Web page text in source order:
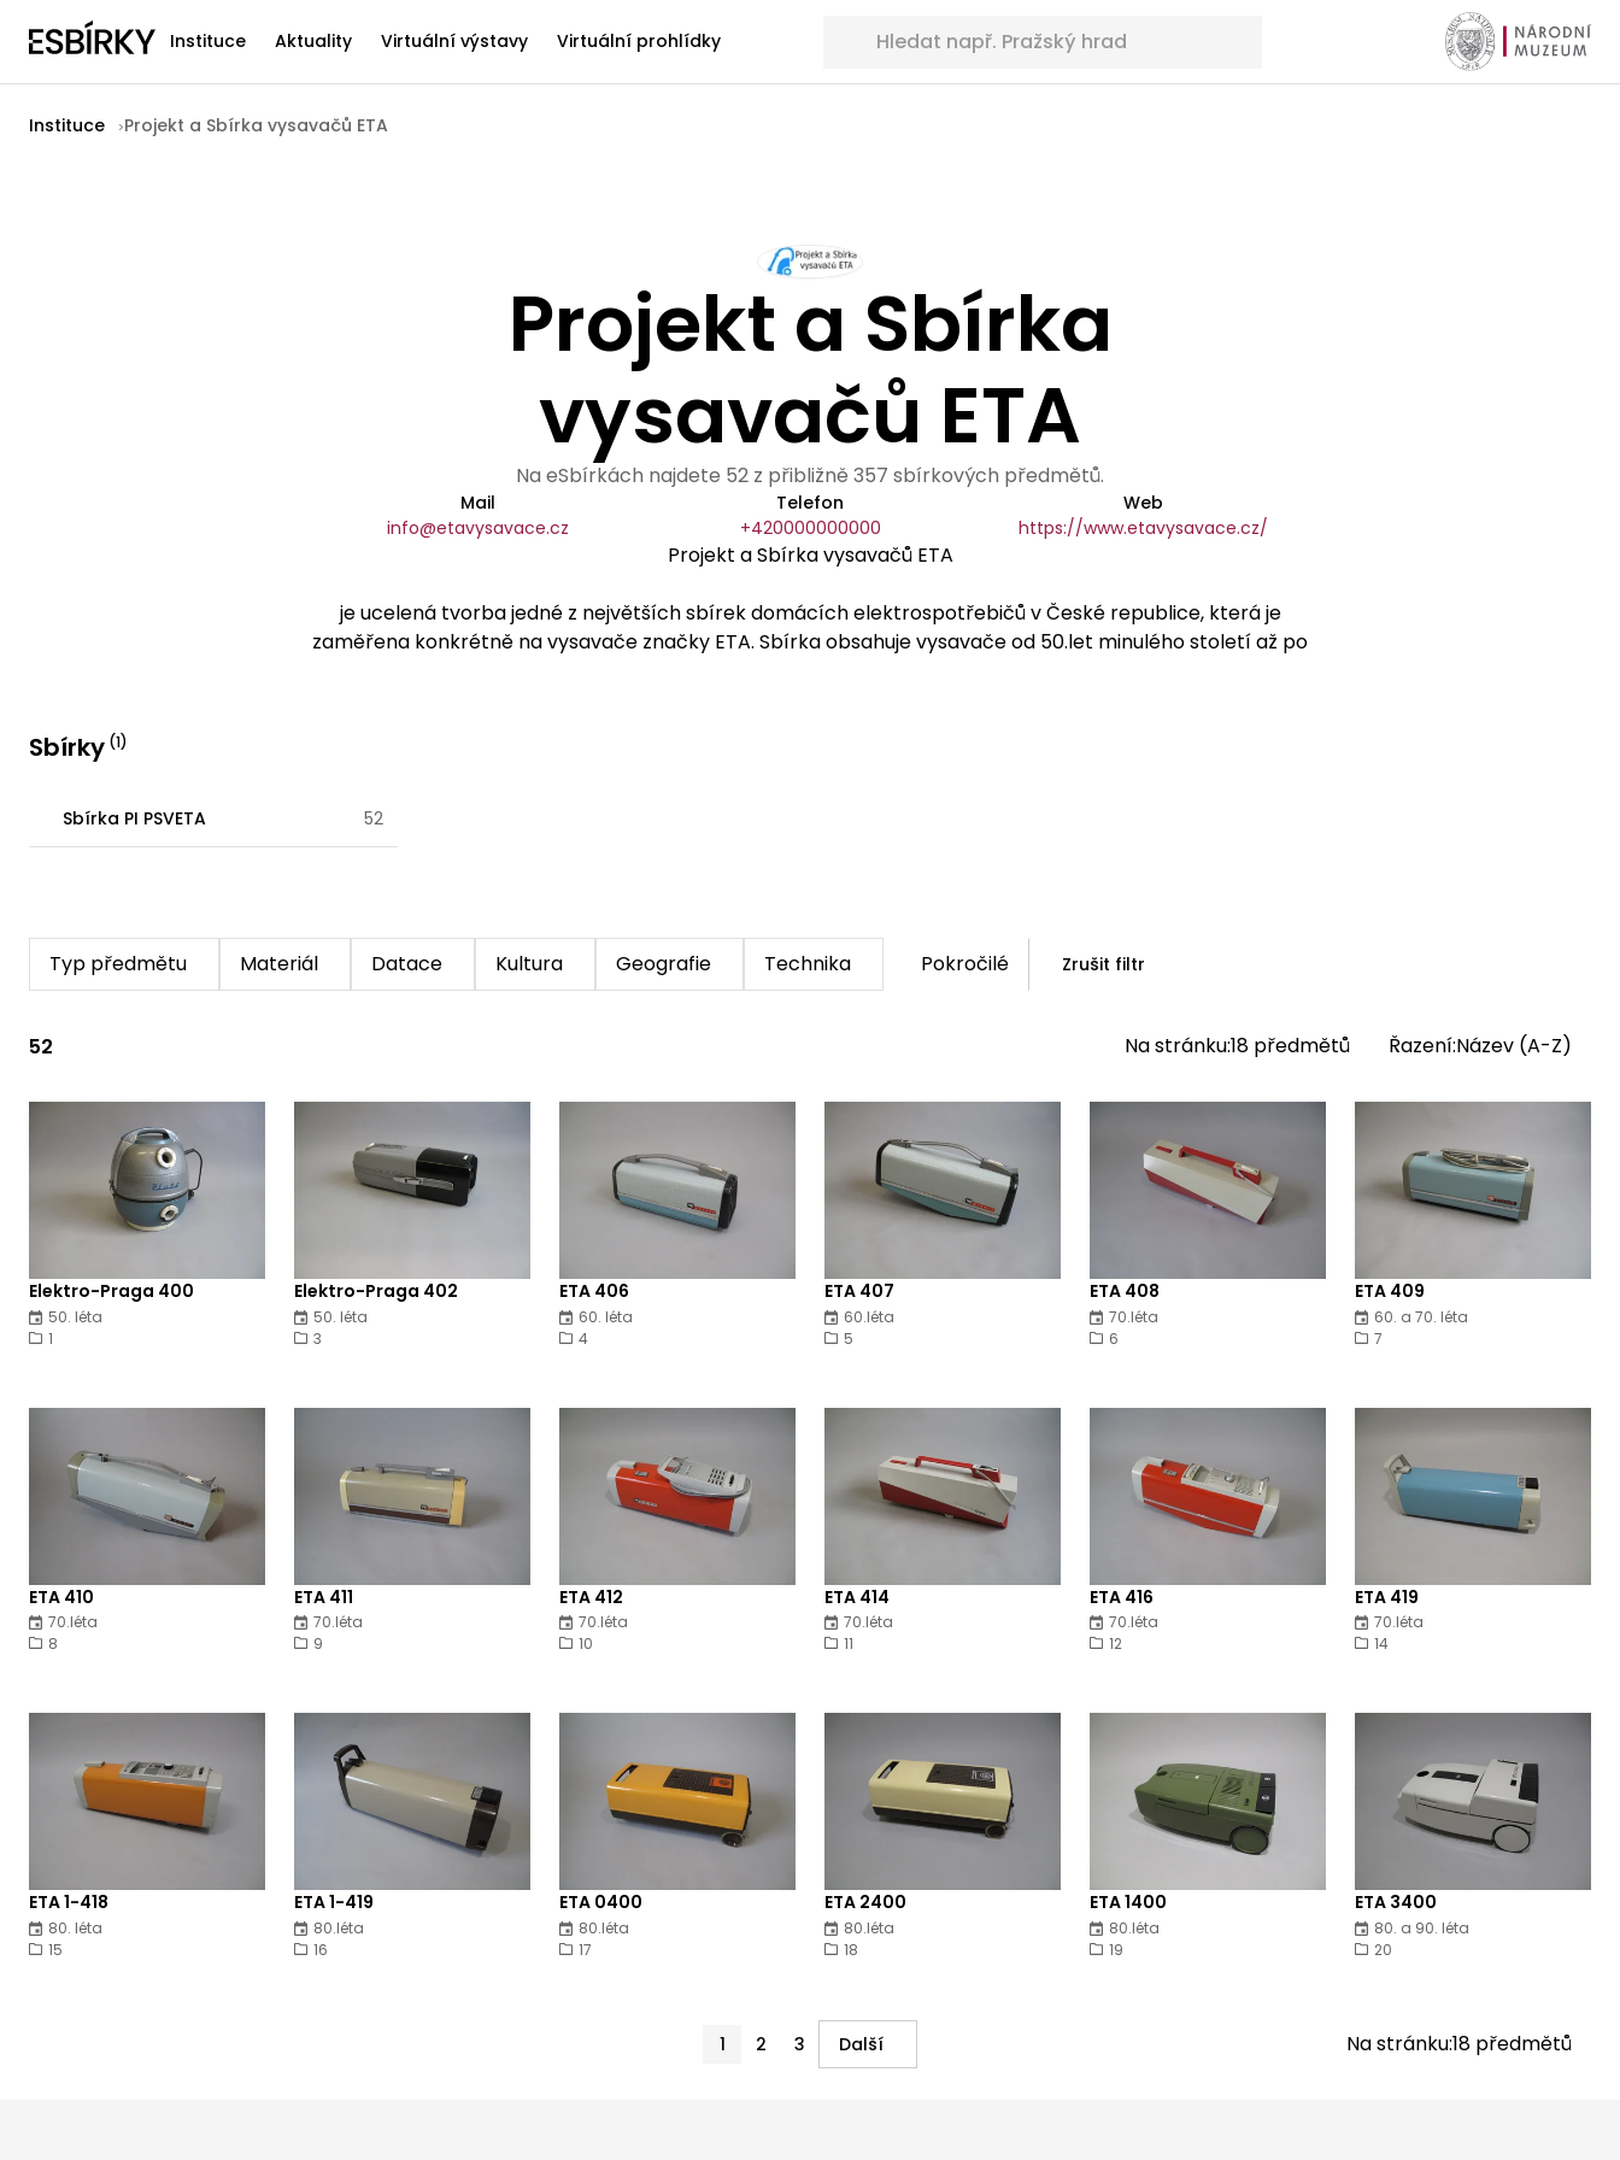
Instituce Aktuality Virtuální výstavy Virtuální prohlídky
Instituce Projekt a Sbírka vysavačů ETA
Projekt a Sbírka
vysavačů ETA
Na eSbírkách najdete 52 z přibližně 357 sbírkových předmětů.
Mail
info@etavysavace.cz
Telefon
+420000000000
Web
https://www.etavysavace.cz/
Projekt a Sbírka vysavačů ETA
je ucelená tvorba jedné z největších sbírek domácích elektrospotřebičů v České republice, která je
zaměřena konkrétně na vysavače značky ETA. Sbírka obsahuje vysavače od 50.let minulého století až po
Sbírky (1)
Sbírka PI PSVETA 52
Typ předmětu Materiál Datace Kultura Geografie Technika Pokročilé Zrušit filtr
52 Na stránku:18 předmětů Řazení:Název (A-Z)
Elektro-Praga 400
50. léta
1
Elektro-Praga 402
50. léta
3
ETA 406
60. léta
4
ETA 407
60.léta
5
ETA 408
70.léta
6
ETA 409
60. a 70. léta
7
ETA 410
70.léta
8
ETA 411
70.léta
9
ETA 412
70.léta
10
ETA 414
70.léta
11
ETA 416
70.léta
12
ETA 419
70.léta
14
ETA 1-418
80. léta
15
ETA 1-419
80.léta
16
ETA 0400
80.léta
17
ETA 2400
80.léta
18
ETA 1400
80.léta
19
ETA 3400
80. a 90. léta
20
1 2 3 Další Na stránku:18 předmětů